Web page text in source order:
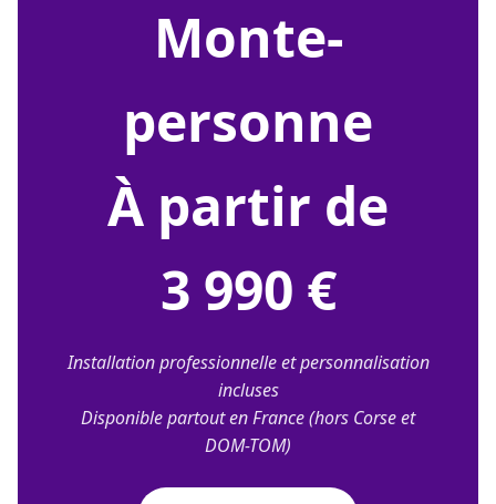
monte-
personne
À partir de
3 990 €
Installation professionnelle et personnalisation
incluses
Disponible partout en France (hors Corse et
DOM-TOM)